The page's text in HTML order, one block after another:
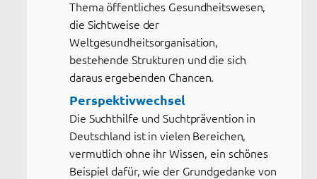
Thema öffentliches Gesundheitswesen,
die Sichtweise der
Weltgesundheitsorganisation,
bestehende Strukturen und die sich
daraus ergebenden Chancen.
Perspektivwechsel
Die Suchthilfe und Suchtprävention in
Deutschland ist in vielen Bereichen,
vermutlich ohne ihr Wissen, ein schönes
Beispiel dafür, wie der Grundgedanke von